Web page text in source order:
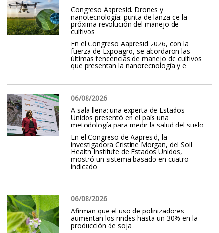
Congreso Aapresid. Drones y
nanotecnología: punta de lanza de la
próxima revolución del manejo de
cultivos
En el Congreso Aapresid 2026, con la
fuerza de Expoagro, se abordaron las
últimas tendencias de manejo de cultivos
que presentan la nanotecnología y e
06/08/2026
A sala llena: una experta de Estados
Unidos presentó en el país una
metodología para medir la salud del suelo
En el Congreso de Aapresid, la
investigadora Cristine Morgan, del Soil
Health Institute de Estados Unidos,
mostró un sistema basado en cuatro
indicado
06/08/2026
Afirman que el uso de polinizadores
aumentan los rindes hasta un 30% en la
producción de soja